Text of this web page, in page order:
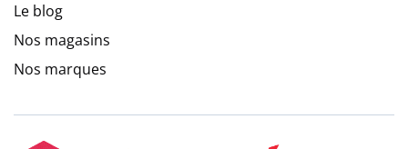
Le blog
Nos magasins
Nos marques